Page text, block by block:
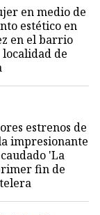
en medio de
estético en
en el barrio
de
estrenos de
impresionante
'La
fin de